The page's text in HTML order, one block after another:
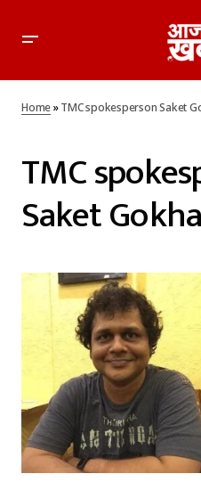
Home»TMC spokesperson Saket
TMC
Saket